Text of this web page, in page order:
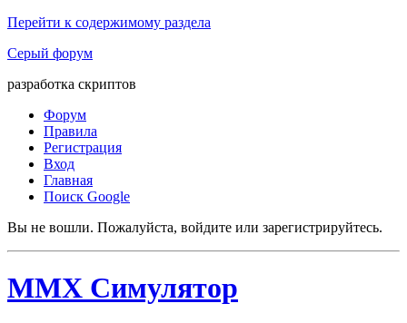
Перейти к содержимому раздела
Серый форум
разработка скриптов
Форум
Правила
Регистрация
Вход
Главная
Поиск Google
Вы не вошли. Пожалуйста, войдите или зарегистрируйтесь.
MMX Симулятор